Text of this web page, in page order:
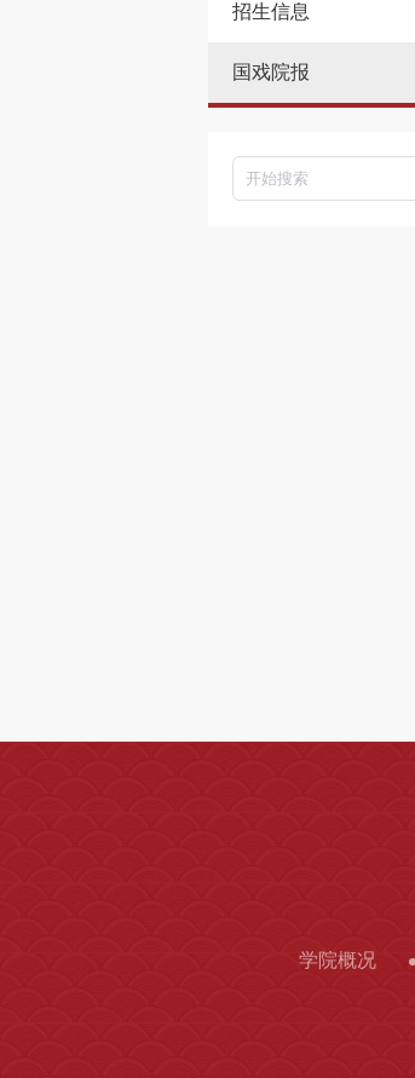
招生信息
国戏院报
学院概况